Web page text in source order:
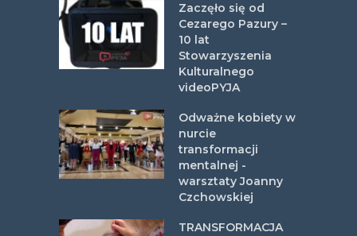
Zaczęło się od
Cezarego Pazury –
10 lat
Stowarzyszenia
Kulturalnego
videoPYJA
Odważne kobiety w
nurcie
transformacji
mentalnej -
warsztaty Joanny
Czchowskiej
TRANSFORMACJA